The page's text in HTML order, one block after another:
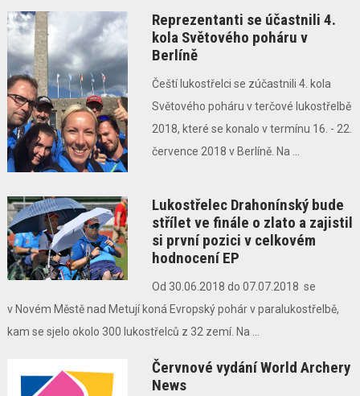
Reprezentanti se účastnili 4.
kola Světového poháru v
Berlíně
Čeští lukostřelci se zúčastnili 4. kola
Světového poháru v terčové lukostřelbě
2018, které se konalo v termínu 16. - 22.
července 2018 v Berlíně. Na ...
Lukostřelec Drahonínský bude
střílet ve finále o zlato a zajistil
si první pozici v celkovém
hodnocení EP
Od 30.06.2018 do 07.07.2018 se
v Novém Městě nad Metují koná Evropský pohár v paralukostřelbě,
kam se sjelo okolo 300 lukostřelců z 32 zemí. Na ...
Červnové vydání World Archery
News